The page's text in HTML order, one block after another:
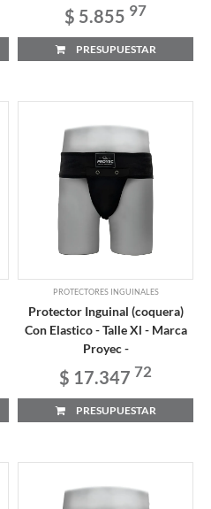
$ 5.855 97
PRESUPUESTAR
PROTECTORES INGUINALES
Protector Inguinal (coquera)
Con Elastico - Talle Xl - Marca
Proyec -
$ 17.347 72
PRESUPUESTAR